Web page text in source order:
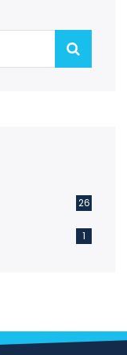
26
1